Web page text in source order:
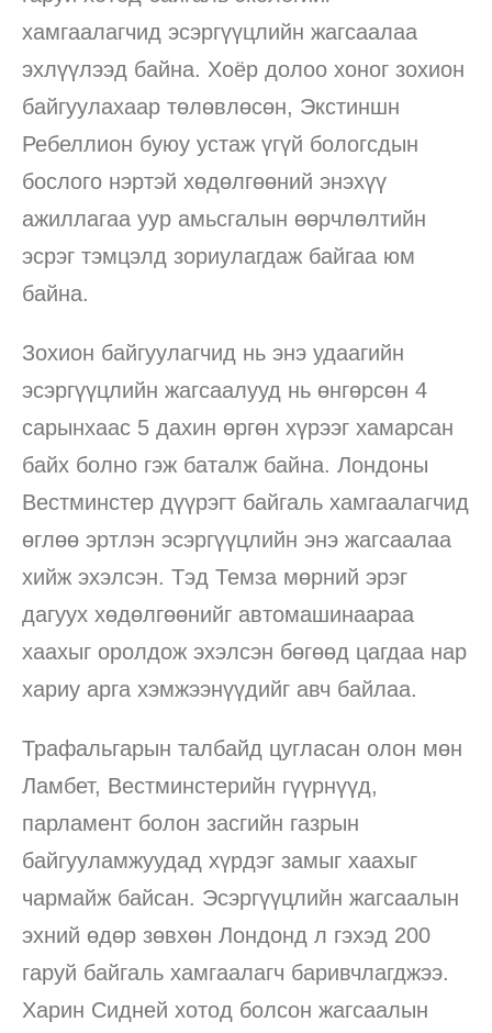
хамгаалагчид эсэргүүцлийн жагсаалаа
эхлүүлээд байна. Хоёр долоо хоног зохион
байгуулахаар төлөвлөсөн, Экстиншн
Ребеллион буюу устаж үгүй бологсдын
бослого нэртэй хөдөлгөөний энэхүү
ажиллагаа уур амьсгалын өөрчлөлтийн
эсрэг тэмцэлд зориулагдаж байгаа юм
байна.
Зохион байгуулагчид нь энэ удаагийн
эсэргүүцлийн жагсаалууд нь өнгөрсөн 4
сарынхаас 5 дахин өргөн хүрээг хамарсан
байх болно гэж баталж байна. Лондоны
Вестминстер дүүрэгт байгаль хамгаалагчид
өглөө эртлэн эсэргүүцлийн энэ жагсаалаа
хийж эхэлсэн. Тэд Темза мөрний эрэг
дагуух хөдөлгөөнийг автомашинаараа
хаахыг оролдож эхэлсэн бөгөөд цагдаа нар
хариу арга хэмжээнүүдийг авч байлаа.
Трафальгарын талбайд цугласан олон мөн
Ламбет, Вестминстерийн гүүрнүүд,
парламент болон засгийн газрын
байгууламжуудад хүрдэг замыг хаахыг
чармайж байсан. Эсэргүүцлийн жагсаалын
эхний өдөр зөвхөн Лондонд л гэхэд 200
гаруй байгаль хамгаалагч баривчлагджээ.
Харин Сидней хотод болсон жагсаалын